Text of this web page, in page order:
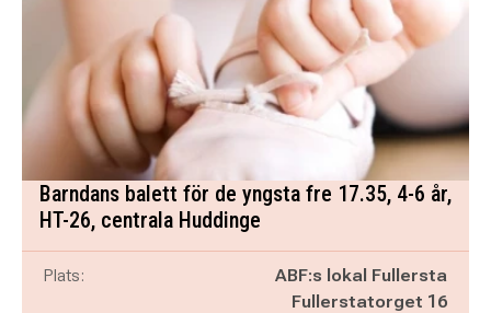
Barndans balett för de yngsta fre 17.35, 4-6 år,
HT-26, centrala Huddinge
Plats:
ABF:s lokal Fullersta
Fullerstatorget 16